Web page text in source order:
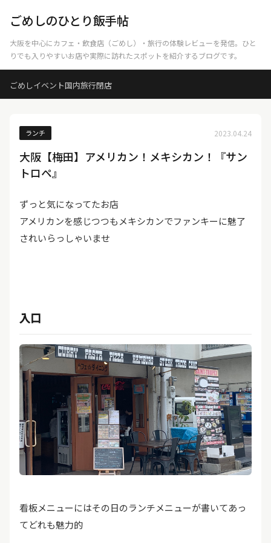
ごめしのひとり飯手帖
大阪を中心にカフェ・飲食店（ごめし）・旅行の体験レビューを発信。ひと
りでも入りやすいお店や実際に訪れたスポットを紹介するブログです。
ごめしイベント国内旅行閉店
ランチ 2023.04.24
大阪【梅田】アメリカン！メキシカン！『サン
トロペ』
ずっと気になってたお店
アメリカンを感じつつもメキシカンでファンキーに魅了
されいらっしゃいませ
入口
看板メニューにはその日のランチメニューが書いてあっ
てどれも魅力的